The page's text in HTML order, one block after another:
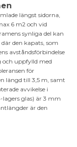
längst sidorna,
6 m2 och vid
synliga del kan
den kapats, som
avståndsförbindelse
och uppfylld med
för
längd till 3,5 m, samt
avvikelse i
lagers glas) är 3 mm
är den